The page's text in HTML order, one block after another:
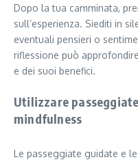
Dopo la tua camminata,
sull’esperienza. Siediti in
eventuali pensieri o
riflessione può
e dei suoi benefici.
Utilizzare
mindfulness
Le passeggiate guidate e